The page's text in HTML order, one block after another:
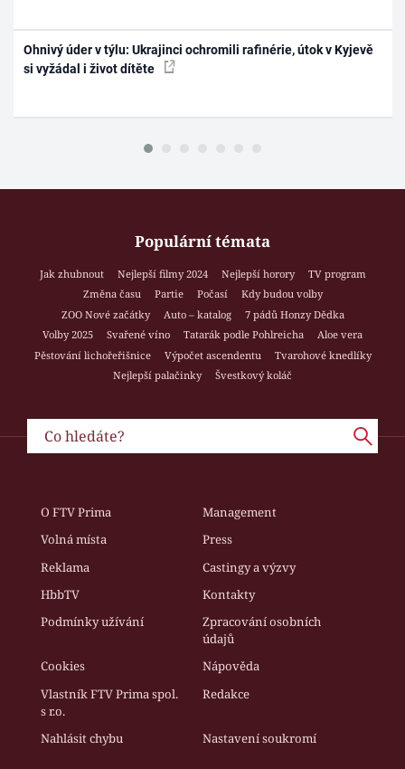
Ohnivý úder v týlu: Ukrajinci ochromili rafinérie, útok v Kyjevě
si vyžádal i život dítěte
Populární témata
Jak zhubnout Nejlepší filmy 2024 Nejlepší horory
TV program
Změna času
Partie Počasí
Kdy budou volby
ZOO Nové začátky
Auto – katalog
7 pádů Honzy Dědka
Volby 2025
Svařené víno Tatarák podle Pohlreicha
Aloe vera
Pěstování lichořeřišnice
Výpočet ascendentu
Tvarohové knedlíky
Nejlepší palačinky
Švestkový koláč
O FTV Prima
Management
Volná místa
Press
Reklama
Castingy a výzvy
HbbTV
Kontakty
Podmínky užívání
Zpracování osobních
údajů
Cookies
Nápověda
Vlastník FTV Prima spol.
s r.o.
Redakce
Nahlásit chybu Nastavení soukromí